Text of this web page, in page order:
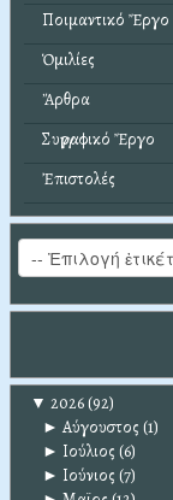
Ποιμαντικό Ἔργο
Ὁμιλίες
Ἄρθρα
Συγγραφικό Ἔργο
Ἐπιστολές
▼ 2026(92)
► Αύγουστος (1)
► Ιούλιος (6)
► Ιούνιος (7)